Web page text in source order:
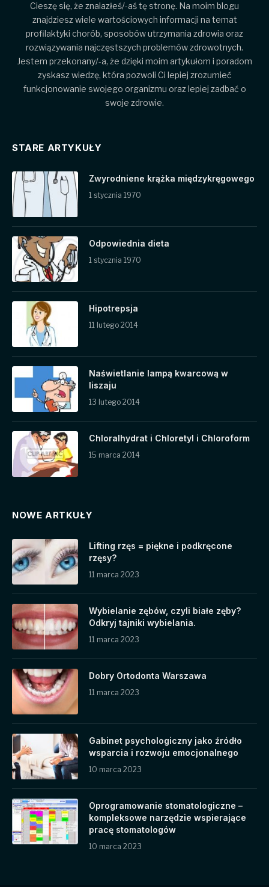
Cieszę się, że znalazłeś/-aś tę stronę. Na moim blogu
znajdziesz wiele wartościowych informacji na temat
profilaktyki chorób, sposobów utrzymania zdrowia oraz
rozwiązywania najczęstszych problemów zdrowotnych.
Jestem przekonany/-a, że dzięki moim artykułom i poradom
zyskasz wiedzę, która pozwoli Ci lepiej zrozumieć
funkcjonowanie swojego organizmu oraz lepiej zadbać o
swoje zdrowie.
STARE ARTYKUŁY
Zwyrodniene krążka międzykręgowego
1 stycznia 1970
Odpowiednia dieta
1 stycznia 1970
Hipotrepsja
11 lutego 2014
Naświetlanie lampą kwarcową w
liszaju
13 lutego 2014
Chloralhydrat i Chloretyl i Chloroform
15 marca 2014
NOWE ARTKUŁY
Lifting rzęs = piękne i podkręcone
rzęsy?
11 marca 2023
Wybielanie zębów, czyli białe zęby?
Odkryj tajniki wybielania.
11 marca 2023
Dobry Ortodonta Warszawa
11 marca 2023
Gabinet psychologiczny jako źródło
wsparcia i rozwoju emocjonalnego
10 marca 2023
Oprogramowanie stomatologiczne –
kompleksowe narzędzie wspierające
pracę stomatologów
10 marca 2023